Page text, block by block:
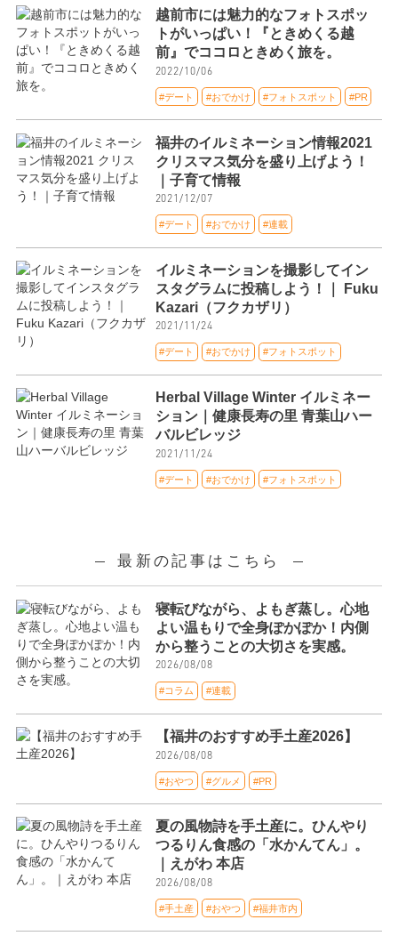
越前市には魅力的なフォトスポッ
トがいっぱい！『ときめくる越
前』でココロときめく旅を。
2022/10/06
#デート #おでかけ #フォトスポット #PR
福井のイルミネーション情報2021
クリスマス気分を盛り上げよう！
｜子育て情報
2021/12/07
#デート #おでかけ #連載
イルミネーションを撮影してイン
スタグラムに投稿しよう！｜ Fuku
Kazari（フクカザリ）
2021/11/24
#デート #おでかけ #フォトスポット
Herbal Village Winter イルミネー
ション｜健康長寿の里 青葉山ハー
バルビレッジ
2021/11/24
#デート #おでかけ #フォトスポット
最新の記事はこちら
寝転びながら、よもぎ蒸し。心地
よい温もりで全身ぽかぽか！内側
から整うことの大切さを実感。
2026/08/08
#コラム #連載
【福井のおすすめ手土産2026】
2026/08/08
#おやつ #グルメ #PR
夏の風物詩を手土産に。ひんやり
つるりん食感の「水かんてん」。
｜えがわ 本店
2026/08/08
#手土産 #おやつ #福井市内